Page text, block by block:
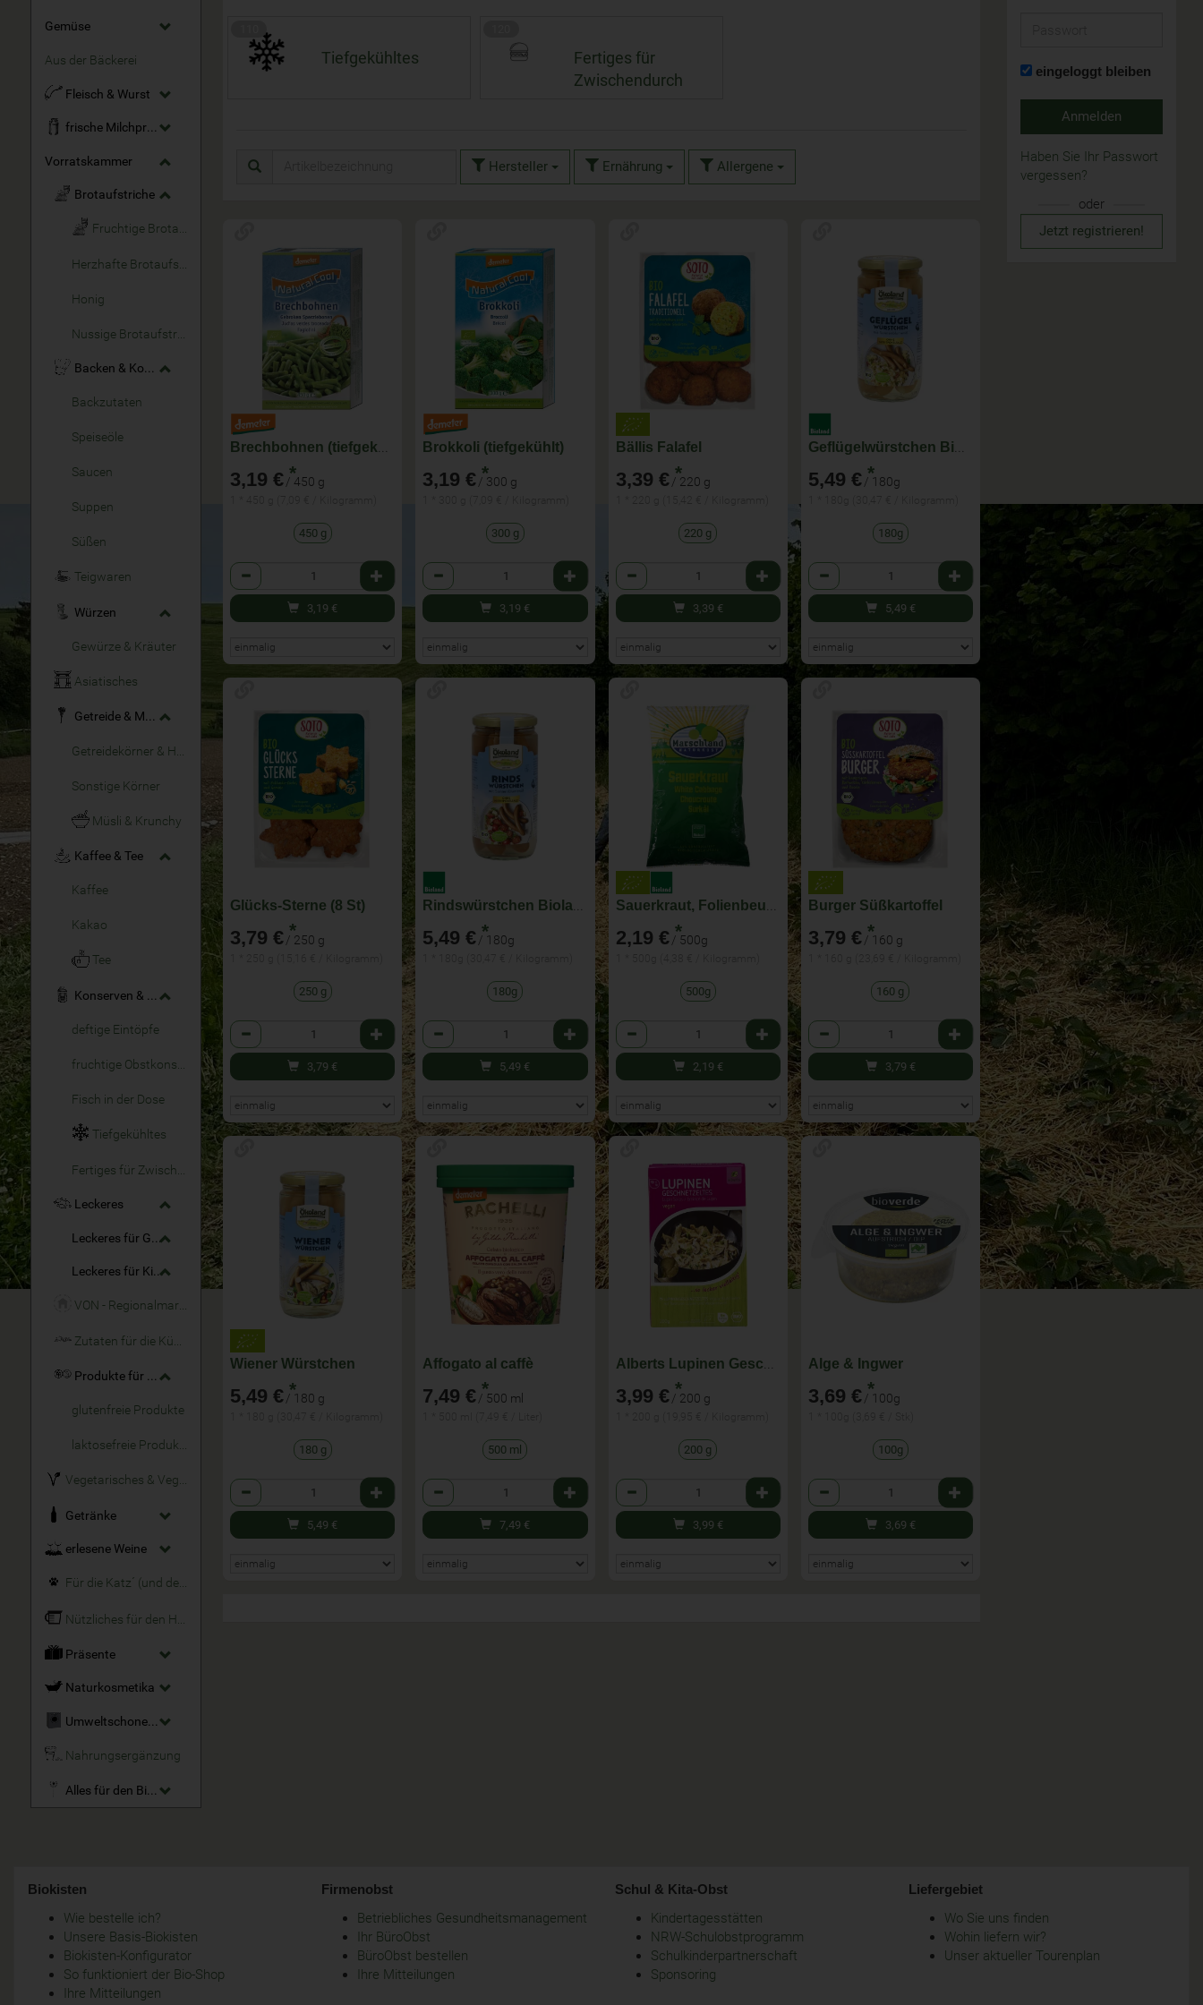
Gemüse
Aus der Bäckerei
Fleisch & Wurst
frische Milchprodukte
Vorratskammer
Brotaufstriche
Honig
Backen & Kochen
Backzutaten
Speiseöle
Saucen
Suppen
Süßen
Teigwaren
Würzen
Gewürze & Kräuter
Asiatisches
Getreide & Müsli
Sonstige Körner
Müsli & Krunchy
Kaffee & Tee
Kaffee
Kakao
Tee
Konserven & Fertiges
deftige Eintöpfe
Fisch in der Dose
Tiefgekühltes
Leckeres
Leckeres für Große
Leckeres für Kinder
Produkte für Allergiker
glutenfreie Produkte
laktosefreie Produkte
Vegetarisches & Veganes
Getränke
erlesene Weine
Für die Katz´ (und den Hund)
Präsente
Naturkosmetika
Umweltschonende Reinigungsmittel
Nahrungsergänzung
Alles für den Bio-Garten
Tiefgekühltes
Fertiges für
Zwischendurch
Hersteller Ernährung Allergene
Brechbohnen (tiefgekühlt)
3,19 € *
/ 450 g
450 g
Anzahl
3,19 €
Brokkoli (tiefgekühlt)
3,19 € *
/ 300 g
300 g
Anzahl
3,19 €
Bällis Falafel
3,39 € *
/ 220 g
220 g
Anzahl
3,39 €
Geflügelwürstchen Bioland
5,49 € *
/ 180g
180g
Anzahl
5,49 €
Glücks-Sterne (8 St)
3,79 € *
/ 250 g
250 g
Anzahl
3,79 €
Rindswürstchen Bioland
5,49 € *
/ 180g
180g
Anzahl
5,49 €
Sauerkraut, Folienbeutel
2,19 € *
/ 500g
500g
Anzahl
2,19 €
Burger Süßkartoffel
3,79 € *
/ 160 g
160 g
Anzahl
3,79 €
Wiener Würstchen
5,49 € *
/ 180 g
180 g
Anzahl
5,49 €
Affogato al caffè
7,49 € *
/ 500 ml
500 ml
Anzahl
7,49 €
3,99 € *
/ 200 g
200 g
Anzahl
3,99 €
Alge & Ingwer
3,69 € *
/ 100g
100g
Anzahl
3,69 €
eingeloggt bleiben
Anmelden
Haben Sie Ihr Passwort
vergessen?
oder
Jetzt registrieren!
Biokisten
Wie bestelle ich?
Unsere Basis-Biokisten
Biokisten-Konfigurator
So funktioniert der Bio-Shop
Ihre Mitteilungen
Firmenobst
Betriebliches Gesundheitsmanagement
Ihr BüroObst
BüroObst bestellen
Ihre Mitteilungen
Schul & Kita-Obst
Kindertagesstätten
NRW-Schulobstprogramm
Schulkinderpartnerschaft
Sponsoring
Liefergebiet
Wo Sie uns finden
Wohin liefern wir?
Unser aktueller Tourenplan